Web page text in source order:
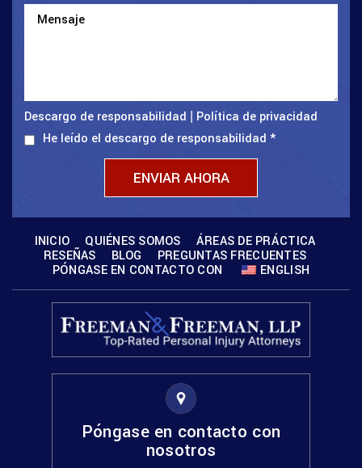
Descargo de responsabilidad
Política de privacidad
He leído el descargo de responsabilidad *
INICIO QUIÉNES SOMOS
ÁREAS DE PRÁCTICA
RESEÑAS
BLOG
PREGUNTAS FRECUENTES
PÓNGASE EN CONTACTO CON
ENGLISH
Póngase en contacto con
nosotros